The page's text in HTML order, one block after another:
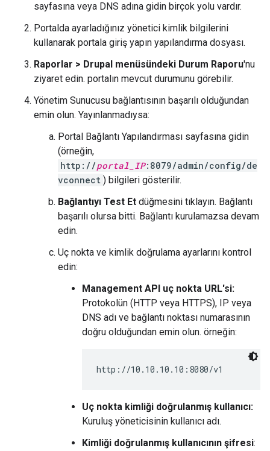
sayfasına veya DNS adına gidin birçok yolu vardır.
Portalda ayarladığınız yönetici kimlik bilgilerini
kullanarak portala giriş yapın yapılandırma dosyası.
Raporlar > Drupal menüsündeki Durum Raporu'nu
ziyaret edin. portalın mevcut durumunu görebilir.
Yönetim Sunucusu bağlantısının başarılı olduğundan
emin olun. Yayınlanmadıysa:
Portal Bağlantı Yapılandırması sayfasına gidin
(örneğin,
http://portal_IP:8079/admin/config/de
vconnect ) bilgileri gösterilir.
Bağlantıyı Test Et düğmesini tıklayın. Bağlantı
başarılı olursa bitti. Bağlantı kurulamazsa devam
edin.
Uç nokta ve kimlik doğrulama ayarlarını kontrol
edin:
Management API uç nokta URL'si:
Protokolün (HTTP veya HTTPS), IP veya
DNS adı ve bağlantı noktası numarasının
doğru olduğundan emin olun. örneğin:
http://10.10.10.10:8080/v1
Uç nokta kimliği doğrulanmış kullanıcı:
Kuruluş yöneticisinin kullanıcı adı.
Kimliği doğrulanmış kullanıcının şifresi: